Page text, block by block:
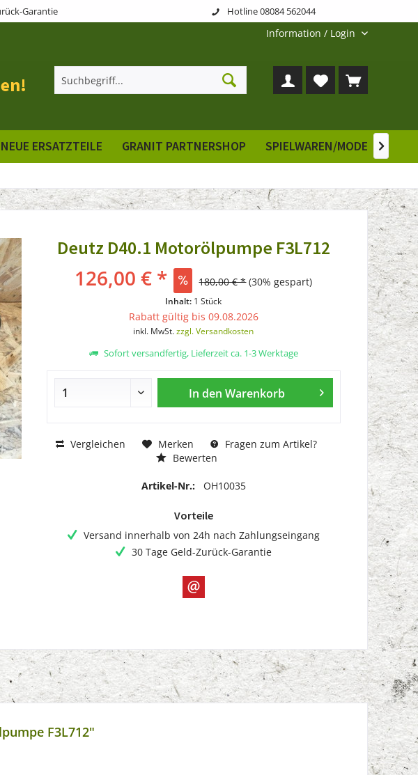
Garantie Hotline 08084 562044
Information / Login
NEUE ERSATZTEILE GRANIT PARTNERSHOP SPIELWAREN/MODELLE

Deutz D40.1 Motorölpumpe F3L712
126,00 € * 180,00 € * (30% gespart)
Inhalt: 1 Stück
Rabatt gültig bis 09.08.2026
inkl. MwSt.zzgl. Versandkosten
Sofort versandfertig, Lieferzeit ca. 1-3 Werktage
In den Warenkorb
Vergleichen Merken
Fragen zum Artikel?
Bewerten
Artikel-Nr.: OH10035
Vorteile
Versand innerhalb von 24h nach Zahlungseingang
30 Tage Geld-Zurück-Garantie
F3L712"